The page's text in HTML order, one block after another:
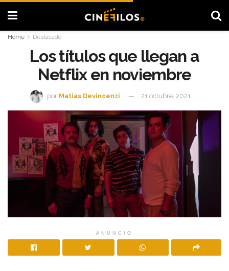
Home Destacado
Los títulos que llegan a
Netflix en noviembre
por Matias Devincenzi 21 octubre, 2021
ANUNCIO